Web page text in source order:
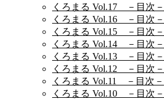
くろまる Vol.17 －目次－
くろまる Vol.16 －目次－
くろまる Vol.15 －目次－
くろまる Vol.14 －目次－
くろまる Vol.13 －目次－
くろまる Vol.12 －目次－
くろまる Vol.11 －目次－
くろまる Vol.10 －目次－